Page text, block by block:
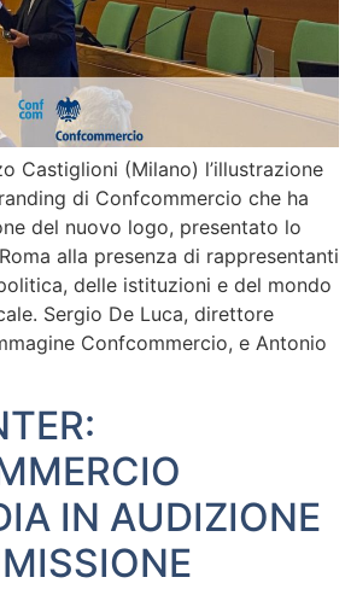
Castiglioni (Milano) l’illustrazione
di Confcommercio che ha
del nuovo logo, presentato lo
alla presenza di rappresentanti
delle istituzioni e del mondo
Sergio De Luca, direttore
Confcommercio, e Antonio
IN AUDIZIONE